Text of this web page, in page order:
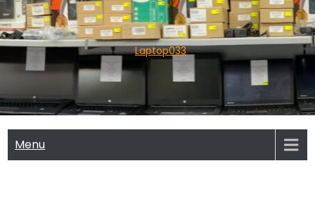
Skip
to
content
Laptop033
Menu